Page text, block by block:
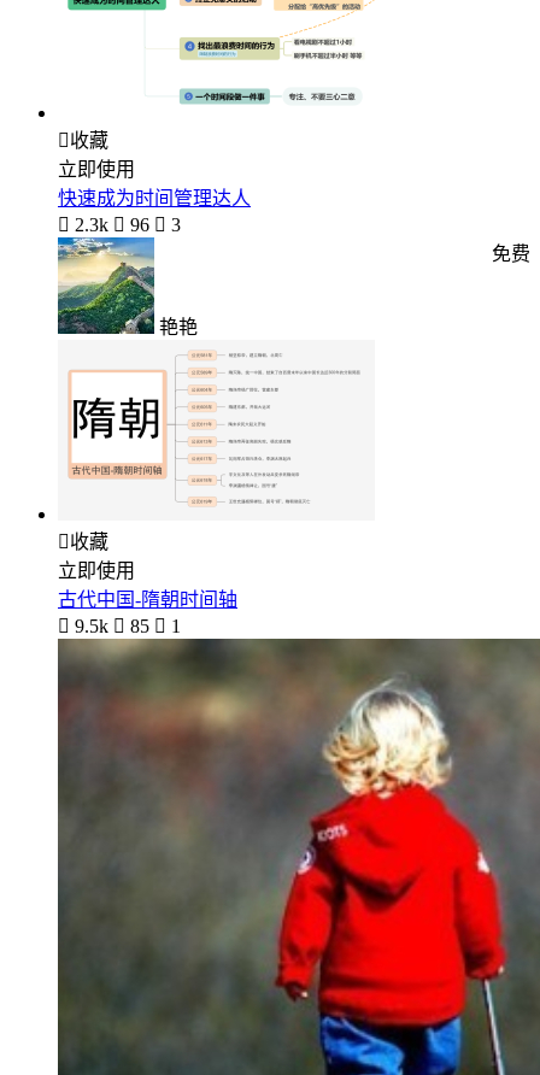
收藏
立即使用
快速成为时间管理达人
 2.3k  96  3
艳艳
免费
收藏
立即使用
古代中国-隋朝时间轴
 9.5k  85  1